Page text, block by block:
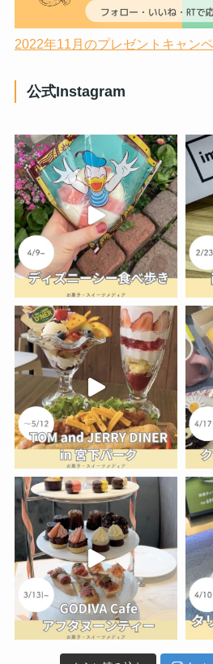
2022年11月のプレゼントキャン
公式Instagram